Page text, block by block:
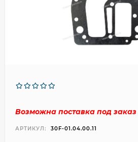
Возможна поставка под заказ
АРТИКУЛ: 30F-01.04.00.11